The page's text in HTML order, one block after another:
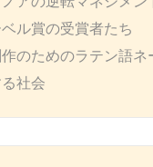
ル賞の受賞者たち
のためのラテン語ネ
社会